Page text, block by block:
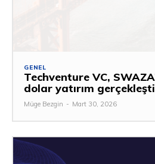
GENEL
Techventure VC,
dolar yatırım
Müge Bezgin - Mart 30, 2026